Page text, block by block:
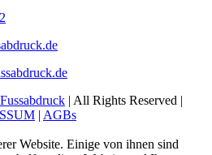
| All Rights Reserved |
| AGBs
Website. Einige von ihnen sind